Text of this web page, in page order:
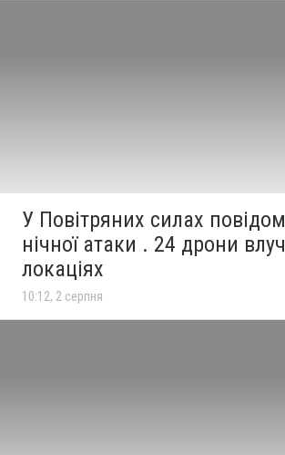
У Повітряних силах
нічної атаки . 24 дрони
локаціях
10:12, 2 серпня